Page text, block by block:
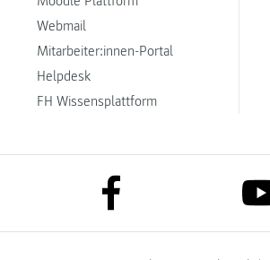
Webmail
Mitarbeiter:innen-Portal
Helpdesk
FH Wissensplattform
link to facebook